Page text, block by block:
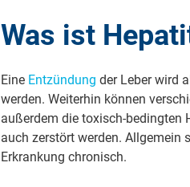
Was ist
Eine Entzündung der Leber wird
werden. Weiterhin können
außerdem die toxisch-bedingten
auch zerstört werden. Allgemein
Erkrankung chronisch.